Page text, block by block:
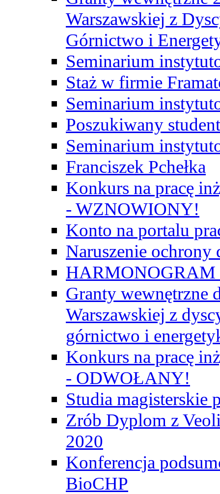
Warszawskiej z
Górnictwo i
Seminarium
Staż w firmie
Seminarium
Poszukiwany
Seminarium
Franciszek Pchełka
Konkurs na pracę
- WZNOWIONY!
Konto na portalu
Naruszenie ochrony
Granty wewnętrzne
Warszawskiej z
górnictwo i
Konkurs na pracę
- ODWOŁANY!
Studia magisterskie
Zrób Dyplom z
2020
Konferencja
BioCHP